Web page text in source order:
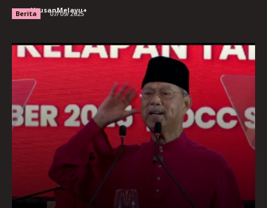
UtusanMelayu+
Berita 07/09/2025